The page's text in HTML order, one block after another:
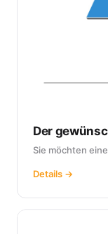
Der
Sie möchten
Details →